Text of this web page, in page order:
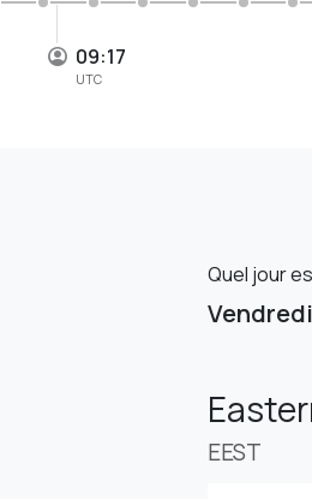
09:17
UTC
Quel jour
Vendredi
EEST